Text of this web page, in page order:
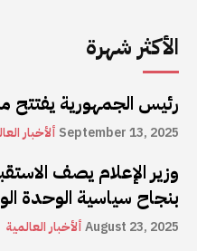
الأكثر شهرة
رئيس الجمهورية
ألأخبار September 13, 2025
وزير الإعلام يصف
بنجاح سياسية الوحدة
ألأخبار العالميةAugust 23, 2025